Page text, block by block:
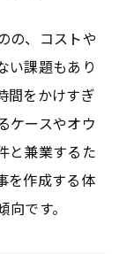
の、コストや
い課題もあり
間をかけすぎ
ケースやオウ
と兼業するた
を作成する体
です。